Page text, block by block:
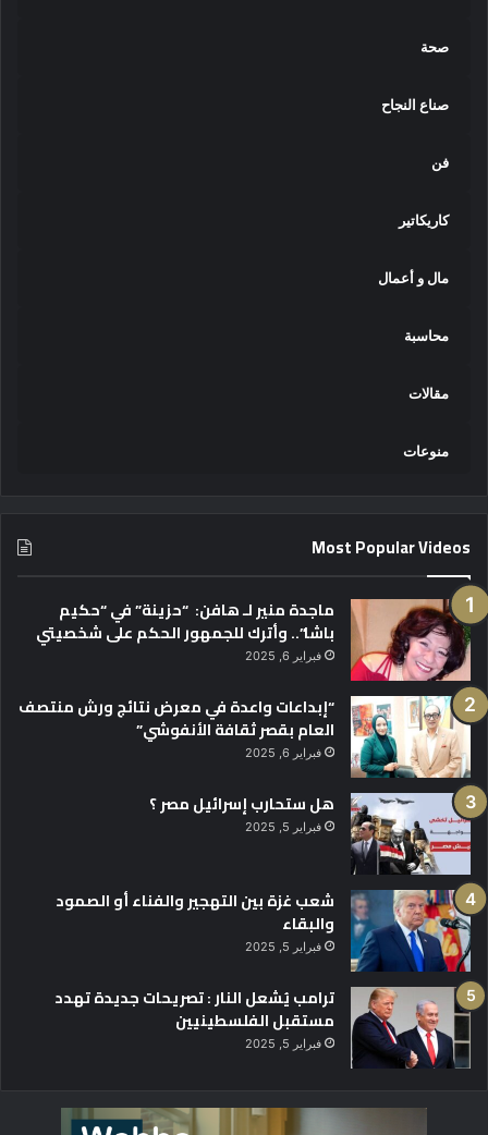
صحة
صناع النجاح
فن
كاريكاتير
مال و أعمال
محاسبة
مقالات
منوعات
Most Popular Videos
ماجدة منير لـ هافن: “حزينة” في “حكيم
باشا”.. وأترك للجمهور الحكم على شخصيتي
فبراير 6, 2025
“إبداعات واعدة في معرض نتائج ورش منتصف
العام بقصر ثقافة الأنفوشي”
فبراير 6, 2025
هل ستحارب إسرائيل مصر ؟
فبراير 5, 2025
شعب غزة بين التهجير والفناء أو الصمود
والبقاء
فبراير 5, 2025
ترامب يُشعل النار : تصريحات جديدة تهدد
مستقبل الفلسطينيين
فبراير 5, 2025